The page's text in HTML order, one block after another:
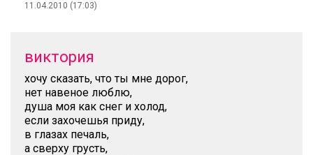
11.04.2010 (17:03)
виктория
хочу сказать, что ты мне дорог,
нет навеное люблю,
душа моя как снег и холод,
если захочешья приду,
в глазах печаль,
а сверху грусть,